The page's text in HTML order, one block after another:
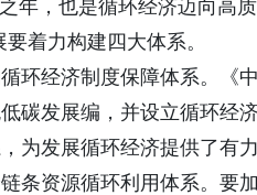
年，也是循环经济迈向高
着力构建四大体系。
环经济制度保障体系。《
碳发展编，并设立循环经
为发展循环经济提供了有
条资源循环利用体系。要